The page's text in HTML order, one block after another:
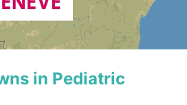
in Pediatric